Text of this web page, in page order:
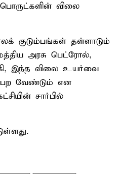
விலை
குடும்பங்கள் தள்ளாடும்
அரசு பெட்ரோல்,
இந்த விலை உயர்வை
வேண்டும் என
சார்பில்